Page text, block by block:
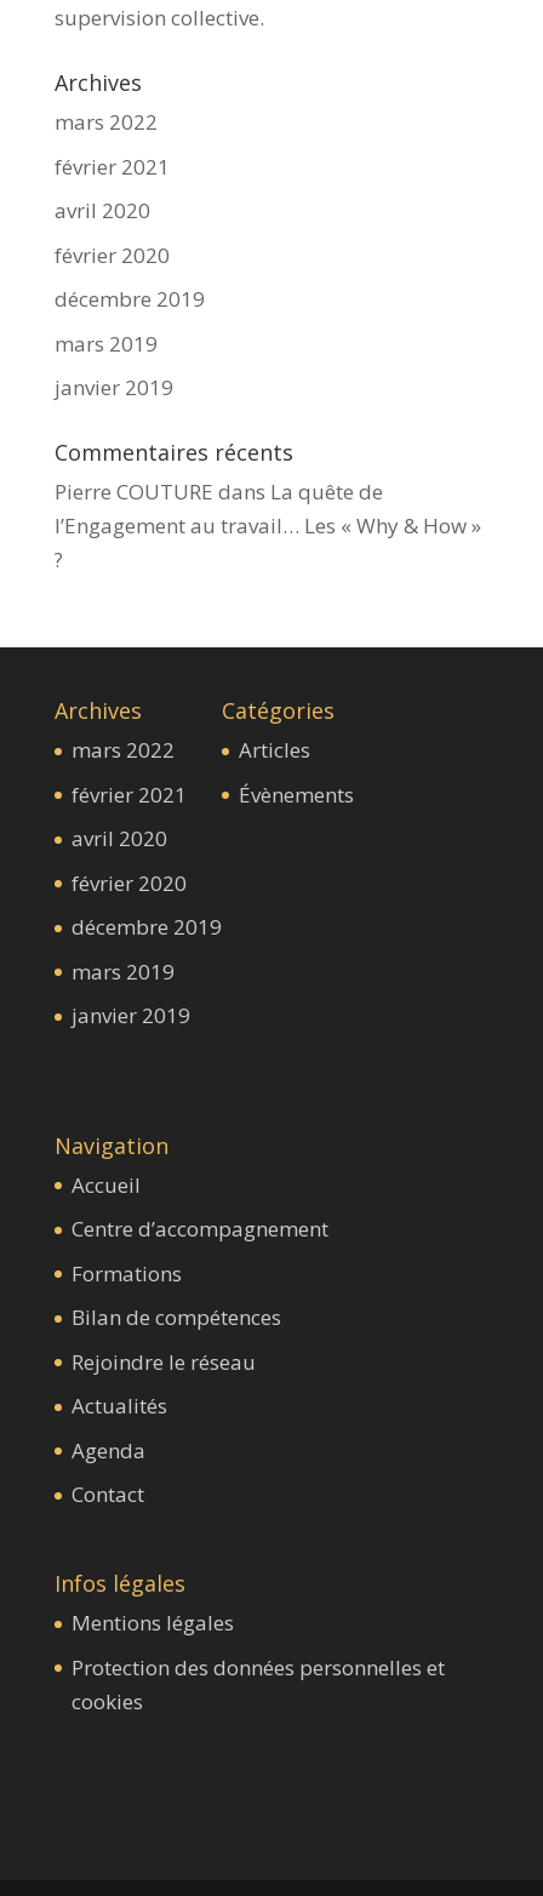
supervision collective.
Archives
mars 2022
février 2021
avril 2020
février 2020
décembre 2019
mars 2019
janvier 2019
Commentaires récents
Pierre COUTURE dans La quête de
l’Engagement au travail… Les « Why & How »​
?
Archives
mars 2022
février 2021
avril 2020
février 2020
décembre 2019
mars 2019
janvier 2019
Catégories
Articles
Évènements
Navigation
Accueil
Centre d’accompagnement
Formations
Bilan de compétences
Rejoindre le réseau
Actualités
Agenda
Contact
Infos légales
Mentions légales
Protection des données personnelles et
cookies